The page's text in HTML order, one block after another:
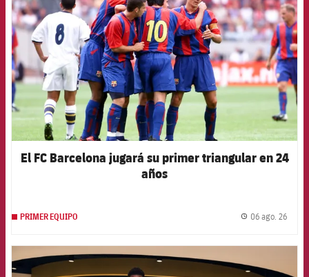
El FC Barcelona jugará su primer triangular en 24
años
PRIMER EQUIPO 06 ago. 26